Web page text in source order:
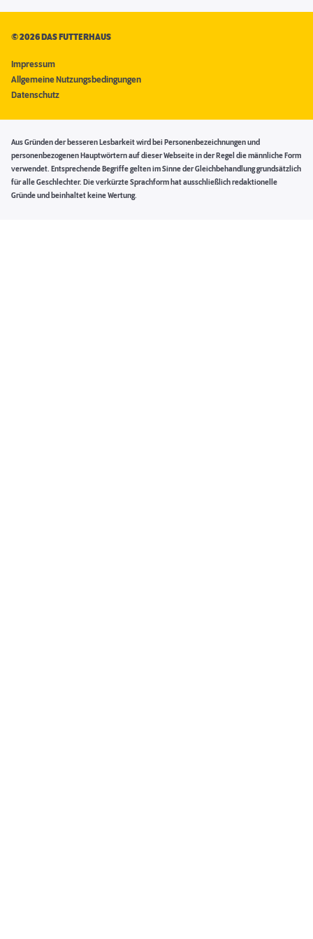
©2026 DAS FUTTERHAUS
Impressum
Allgemeine Nutzungsbedingungen
Datenschutz
Aus Gründen der besseren Lesbarkeit wird bei Personenbezeichnungen und
personenbezogenen Hauptwörtern auf dieser Webseite in der Regel die männliche Form
verwendet. Entsprechende Begriffe gelten im Sinne der Gleichbehandlung grundsätzlich
für alle Geschlechter. Die verkürzte Sprachform hat ausschließlich redaktionelle
Gründe und beinhaltet keine Wertung.